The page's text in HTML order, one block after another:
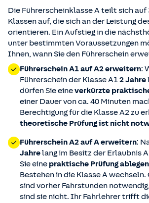
Die Führerscheinklasse A teilt sich auf
Klassen auf, die sich an der Leistung
orientieren. Ein Aufstieg in die
unter bestimmten Voraussetzungen
Ihnen, wann Sie den Führerschein
Führerschein A1 auf A2 erweitern:
Führerschein der Klasse A12 Jahre
dürfen Sie eineverkürzte
einer Dauer von ca. 40 Minuten
Berechtigung für die Klasse A2 zu
theoretische Prüfung ist nicht
Führerschein A2 auf A erweitern:
Jahrelang im Besitz der Erlaubnis
Sie eine praktische Prüfung ablegen
Bestehen in die Klasse A
sind vorher Fahrstunden
sind sie nicht. Ihr Fahrlehrer trifft